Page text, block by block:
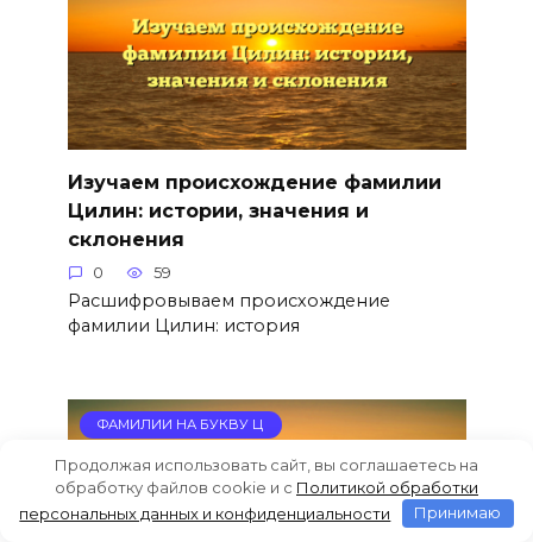
Изучаем происхождение фамилии
Цилин: истории, значения и
склонения
0 59
Расшифровываем происхождение
фамилии Цилин: история
ФАМИЛИИ НА БУКВУ Ц
Продолжая использовать сайт, вы соглашаетесь на
обработку файлов cookie и c Политикой обработки
персональных данных и конфиденциальности
Принимаю